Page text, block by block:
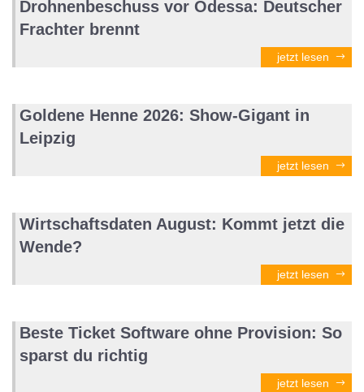
Drohnenbeschuss vor Odessa: Deutscher
Frachter brennt
jetzt lesen
Goldene Henne 2026: Show-Gigant in
Leipzig
jetzt lesen
Wirtschaftsdaten August: Kommt jetzt die
Wende?
jetzt lesen
Beste Ticket Software ohne Provision: So
sparst du richtig
jetzt lesen